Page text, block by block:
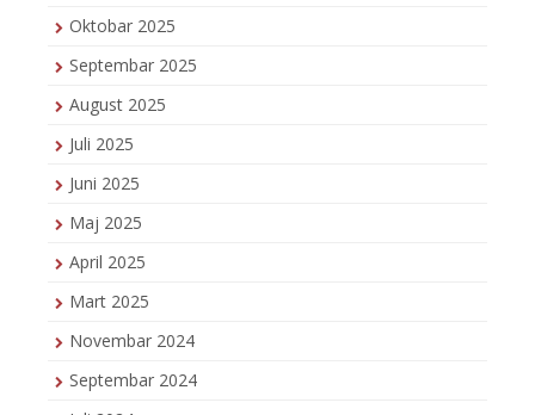
Oktobar 2025
Septembar 2025
August 2025
Juli 2025
Juni 2025
Maj 2025
April 2025
Mart 2025
Novembar 2024
Septembar 2024